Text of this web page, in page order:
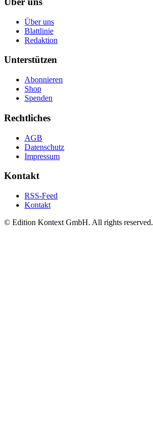
Über uns
Blattlinie
Redaktion
Unterstützen
Abonnieren
Shop
Spenden
Rechtliches
AGB
Datenschutz
Impressum
Kontakt
RSS-Feed
Kontakt
© Edition Kontext GmbH. All rights reserved.